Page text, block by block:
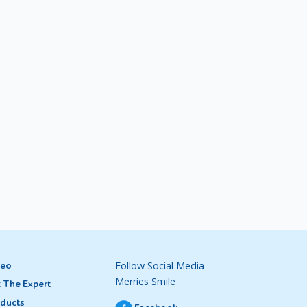
di
Si
tong
pun
The Expert
Follow Social Media
Merries Smile